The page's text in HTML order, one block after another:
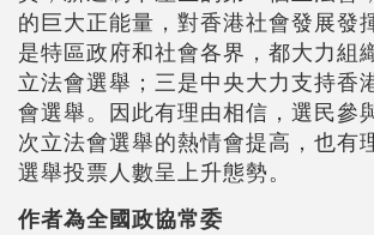
的巨大正能量，對香港社會發展發
是特區政府和社會各界，都大力組
立法會選舉；三是中央大力支持香
會選舉。因此有理由相信，選民參
次立法會選舉的熱情會提高，也有
選舉投票人數呈上升態勢。
作者為全國政協常委